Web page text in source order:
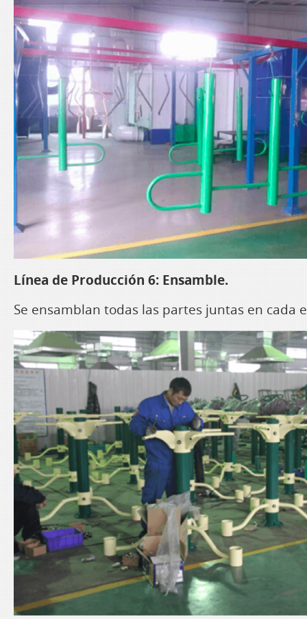
Línea de Producción 6: Ensamble.
Se ensamblan todas las partes juntas en cada